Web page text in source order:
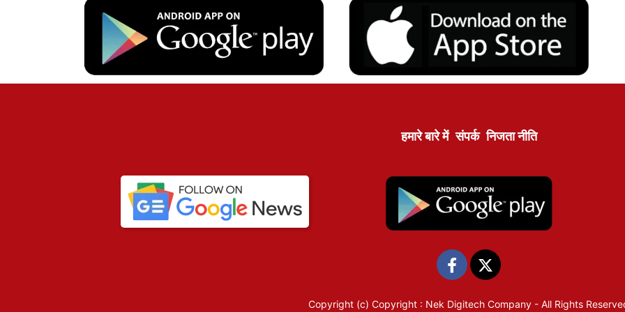
हमारे बारे में संपर्क निजता नीति
Copyright (c) Copyright : Nek Digitech Company - All Rights